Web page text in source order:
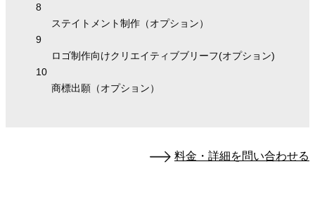
8
ステイトメント制作（オプション）
9
ロゴ制作向けクリエイティブブリーフ(オプション)
10
商標出願（オプション）
料金・詳細を問い合わせる